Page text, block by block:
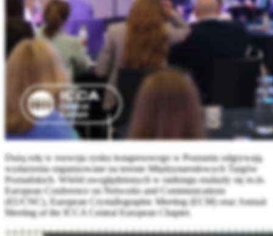
Dużą rolę w rozwoju rynku kongresowego w Poznaniu odgrywają
wydarzenia organizowane na terenie Międzynarodowych Targów
Poznańskich. Wśród uwzględnionych w rankingu znalazły się m.in.
European Conference on Networks and Communications
(EUCNC), European Crystallographic Meeting (ECM) oraz Annual
Meeting of the ICCA Central European Chapter.